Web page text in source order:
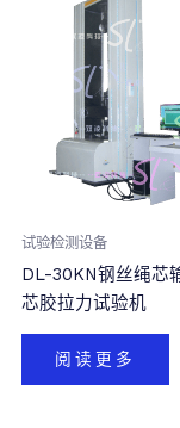
试验检测设备
DL-30KN钢丝绳芯
芯胶拉力试验机
阅读更多